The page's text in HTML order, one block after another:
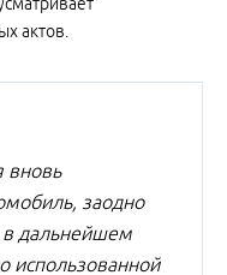
актов.
вновь
заодно
в дальнейшем
использованной